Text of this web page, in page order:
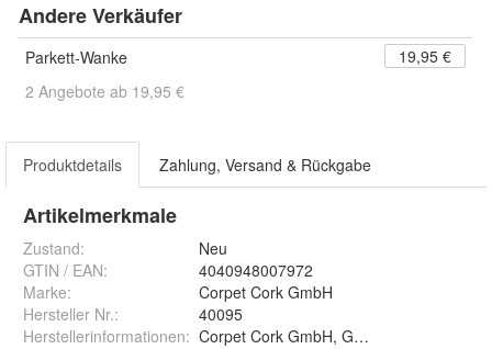
Andere Verkäufer
Parkett-Wanke
19,95 €
2 Angebote ab 19,95 €
Produktdetails Zahlung, Versand & Rückgabe
Artikelmerkmale
Zustand:
Neu
GTIN / EAN:
4040948007972
Marke:
Corpet Cork GmbH
Hersteller Nr.:
40095
Herstellerinformationen: Corpet Cork GmbH, Goldschmidtstraße